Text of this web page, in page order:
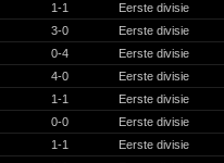
1-1
Eerste divisie
3-0
Eerste divisie
0-4
Eerste divisie
4-0
Eerste divisie
1-1
Eerste divisie
0-0
Eerste divisie
1-1
Eerste divisie